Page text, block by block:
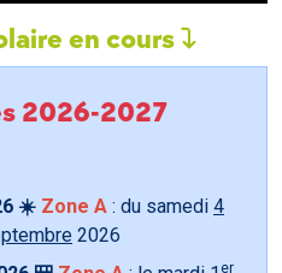
en cours
2026-2027
☀️ Zone A : du samedi 4
2026
er